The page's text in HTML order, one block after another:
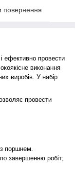
повернення
ефективно провести
виконання
виробів. У набір
провести
поршнем.
завершенню робіт;